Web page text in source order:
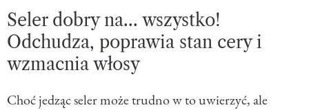
Seler dobry na... wszystko!
Odchudza, poprawia stan cery i
wzmacnia włosy
Choć jedząc seler może trudno w to uwierzyć, ale